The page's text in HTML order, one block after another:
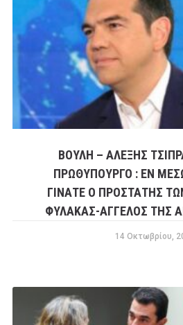
ΒΟΥΛΉ – ΑΛΈΞΗΣ
ΠΡΩΘΥΠΟΥΡΓΟ : ΕΝ
ΓΊΝΑΤΕ Ο ΠΡΟΣΤΆΤΗΣ
ΦΎΛΑΚΑΣ-ΆΓΓΕΛΟΣ ΤΗΣ
14 Οκτωβρίου,